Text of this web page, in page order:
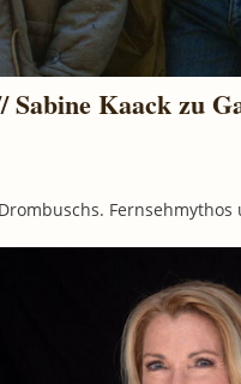
Sabine Kaack zu